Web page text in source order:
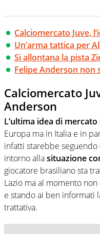
Calciomercato Juve,
Un’arma tattica per
Si allontana la pista
Felipe Anderson non
Calciomercato
Anderson
L’ultima idea di
Europa ma in Italia e in
infatti starebbe
intorno allasituazione
giocatore brasiliano sta
Lazio ma al momento
e stando ai ben informati
trattativa.